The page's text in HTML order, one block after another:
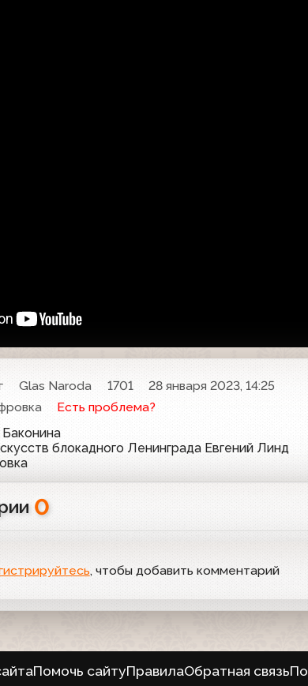
Glas Naroda 1701
28 января 2023, 14:25
Есть проблема?
блокадного Ленинграда Евгений Линд
0
, чтобы добавить комментарий
Помочь сайтуПравилаОбратная связь